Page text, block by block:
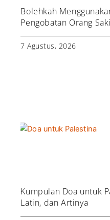
Bolehkah
Pengobatan Orang
7 Agustus, 2026
Kumpulan Doa untuk
Latin, dan Artinya